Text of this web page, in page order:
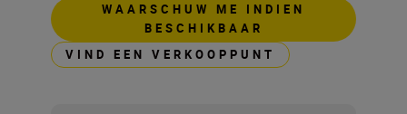
WAARSCHUW ME INDIEN
BESCHIKBAAR
VIND EEN VERKOOPPUNT